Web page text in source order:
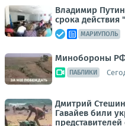
Владимир
срока действия
МАРИУПОЛЬ
Минобороны РФ
ПАБЛИКИ
Дмитрий
Гавайев били